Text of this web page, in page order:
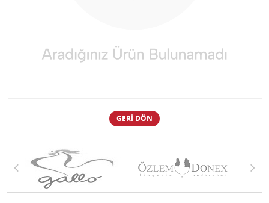
GERI DÖN